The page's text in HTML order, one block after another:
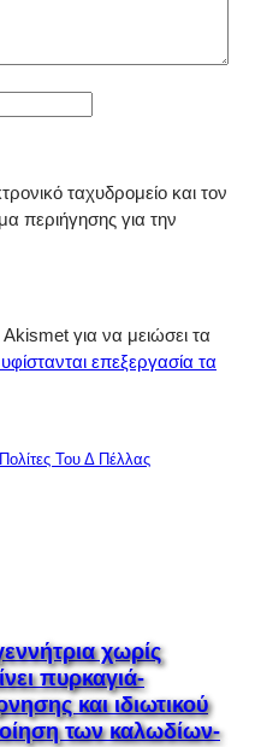
ταχυδρομείο και τον
περιήγησης για την
Akismet για να μειώσει τα
επεξεργασία τα
Του Δ Πέλλας
χωρίς
πυρκαγιά-
και ιδιωτικού
των καλωδίων-